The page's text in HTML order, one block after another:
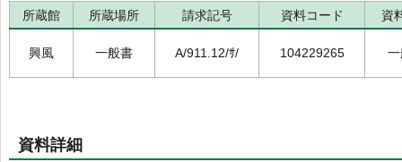
所蔵館 所蔵場所 請求記号 資料コード 資
興風 一般書 A/911.12/ｻ/ 104229265
資料詳細